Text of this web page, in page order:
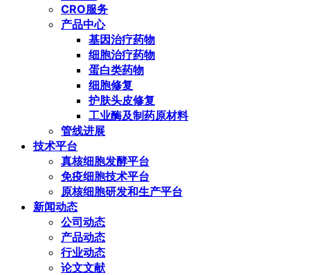
CRO服务
产品中心
基因治疗药物
细胞治疗药物
蛋白类药物
细胞修复
护肤头皮修复
工业酶及制药原材料
管线进展
技术平台
真核细胞发酵平台
免疫细胞技术平台
原核细胞研发和生产平台
新闻动态
公司动态
产品动态
行业动态
论文文献